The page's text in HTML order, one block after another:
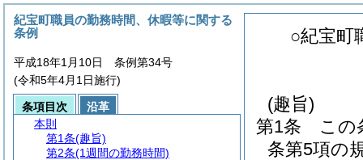
○紀宝町
(趣旨)
第1条
この
条第5項の
紀宝町職員の勤務時間、休暇等に関する
条例
平成18年1月10日 条例第34号
(令和5年4月1日施行)
条項目次
沿革
本則
第1条(趣旨)
第2条(1週間の勤務時間)